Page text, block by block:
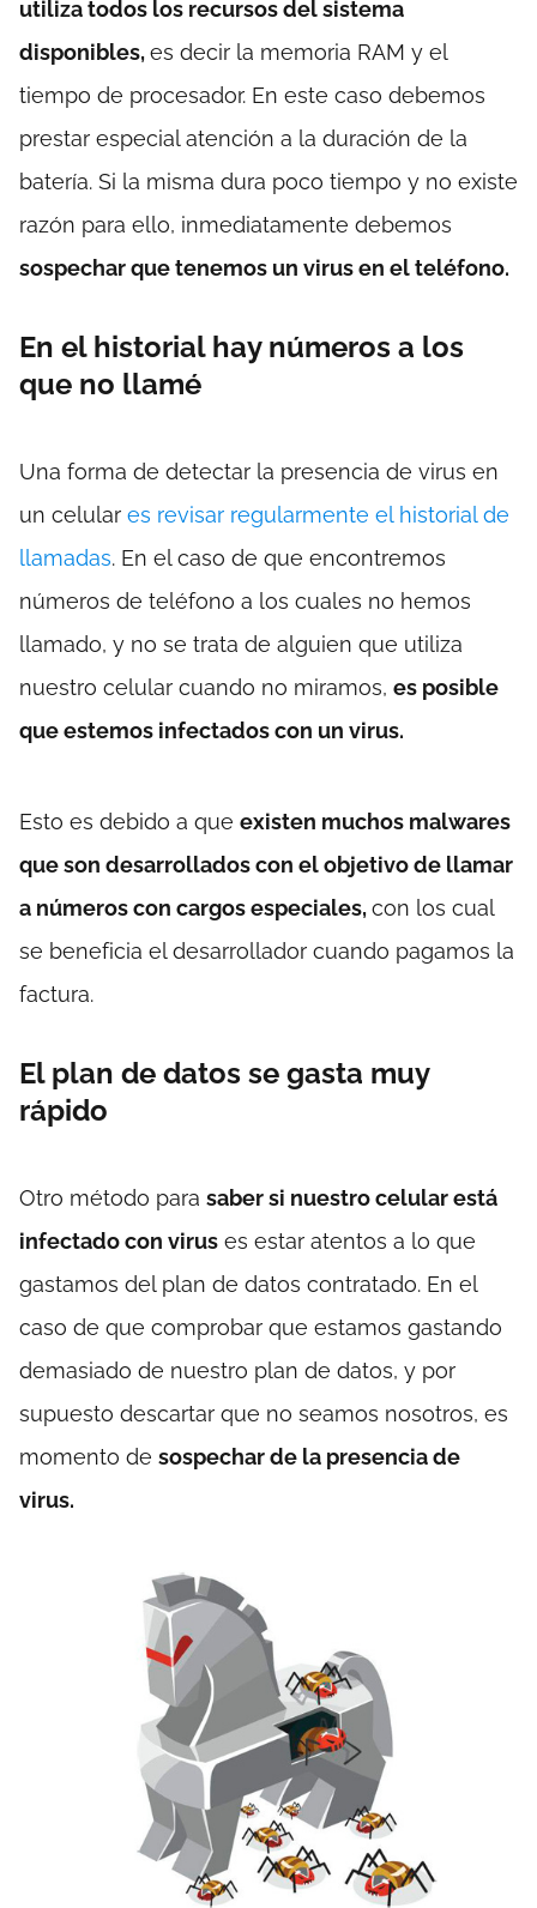
utiliza todos los recursos del sistema
disponibles,es decir la memoria RAM y el
tiempo de procesador. En este caso debemos
prestar especial atención a la duración de la
batería. Si la misma dura poco tiempo y no existe
razón para ello, inmediatamente debemos
sospechar que tenemos un virus en el teléfono.
En el historial hay números a los
que no llamé
Una forma de detectar la presencia de virus en
un celular es revisar regularmente el historial de
llamadas. En el caso de que encontremos
números de teléfono a los cuales no hemos
llamado, y no se trata de alguien que utiliza
nuestro celular cuando no miramos, es posible
que estemos infectados con un virus.
Esto es debido a que existen muchos malwares
que son desarrollados con el objetivo de llamar
a números con cargos especiales,con los cual
se beneficia el desarrollador cuando pagamos la
factura.
El plan de datos se gasta muy
rápido
Otro método para saber si nuestro celular está
infectado con virus es estar atentos a lo que
gastamos del plan de datos contratado. En el
caso de que comprobar que estamos gastando
demasiado de nuestro plan de datos, y por
supuesto descartar que no seamos nosotros, es
momento de sospechar de la presencia de
virus.